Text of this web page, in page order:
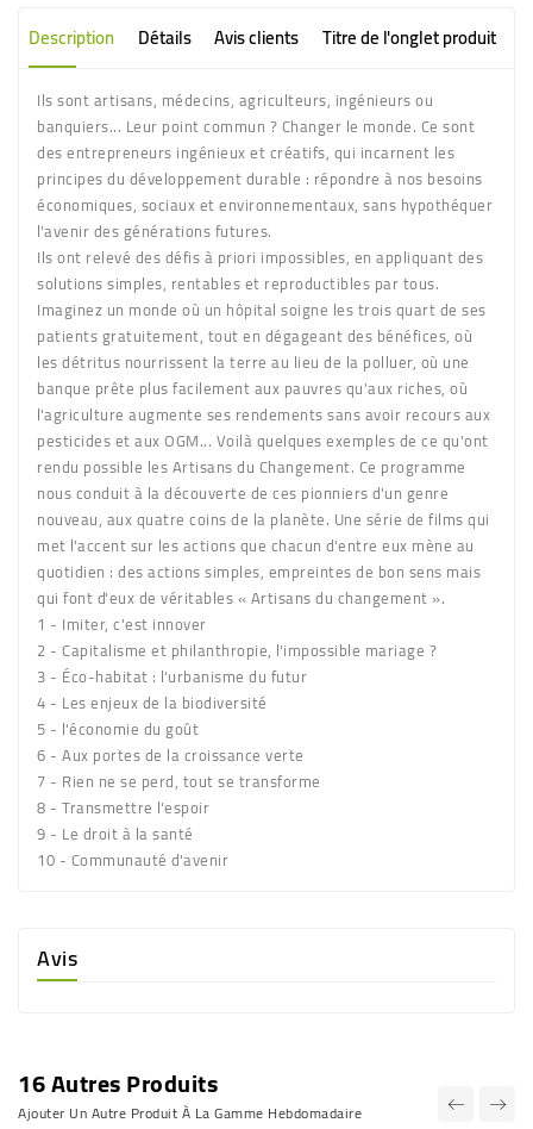
Description Détails Avis clients Titre de l'onglet produit
Ils sont artisans, médecins, agriculteurs, ingénieurs ou
banquiers... Leur point commun ? Changer le monde. Ce sont
des entrepreneurs ingénieux et créatifs, qui incarnent les
principes du développement durable : répondre à nos besoins
économiques, sociaux et environnementaux, sans hypothéquer
l'avenir des générations futures.
Ils ont relevé des défis à priori impossibles, en appliquant des
solutions simples, rentables et reproductibles par tous.
Imaginez un monde où un hôpital soigne les trois quart de ses
patients gratuitement, tout en dégageant des bénéfices, où
les détritus nourrissent la terre au lieu de la polluer, où une
banque prête plus facilement aux pauvres qu'aux riches, où
l'agriculture augmente ses rendements sans avoir recours aux
pesticides et aux OGM... Voilà quelques exemples de ce qu'ont
rendu possible les Artisans du Changement. Ce programme
nous conduit à la découverte de ces pionniers d'un genre
nouveau, aux quatre coins de la planète. Une série de films qui
met l'accent sur les actions que chacun d'entre eux mène au
quotidien : des actions simples, empreintes de bon sens mais
qui font d'eux de véritables « Artisans du changement ».
1 - Imiter, c'est innover
2 - Capitalisme et philanthropie, l'impossible mariage ?
3 - Éco-habitat : l'urbanisme du futur
4 - Les enjeux de la biodiversité
5 - l'économie du goût
6 - Aux portes de la croissance verte
7 - Rien ne se perd, tout se transforme
8 - Transmettre l'espoir
9 - Le droit à la santé
10 - Communauté d'avenir
Avis
16 Autres Produits
Ajouter Un Autre Produit À La Gamme Hebdomadaire